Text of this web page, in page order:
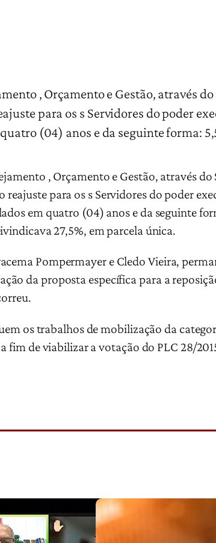
, Orçamento e Gestão, através
para os s Servidores do poder
(04) anos e da seguinte forma:
, Orçamento e Gestão, através do
para os s Servidores do poder
em quatro (04) anos e da seguinte
27,5%, em parcela única.
Pompermayer e Cledo Vieira,
da proposta específica para a
os trabalhos de mobilização da
fim de viabilizar a votação do PLC 28/